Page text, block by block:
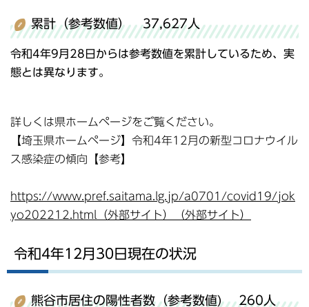
累計（参考数値） 37,627人
令和4年9月28日からは参考数値を累計しているため、実
態とは異なります。
詳しくは県ホームページをご覧ください。
【埼玉県ホームページ】令和4年12月の新型コロナウイル
ス感染症の傾向【参考】
https://www.pref.saitama.lg.jp/a0701/covid19/jok
yo202212.html（外部サイト）（外部サイト）
令和4年12月30日現在の状況
熊谷市居住の陽性者数（参考数値) 260人